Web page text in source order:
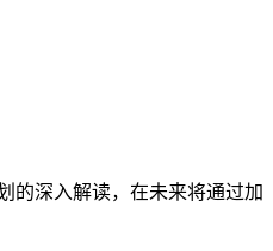
深入解读，在未来将通过加